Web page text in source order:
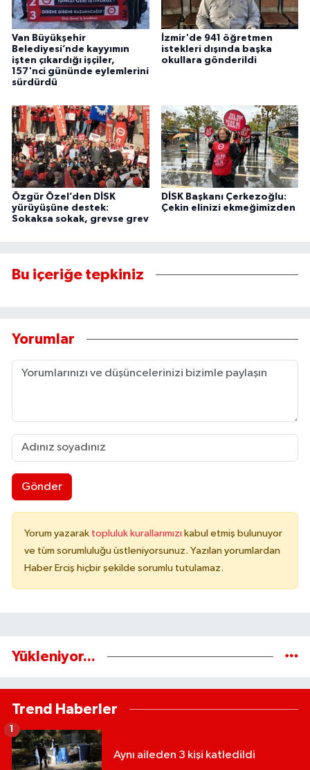
Van Büyükşehir
Belediyesi’nde kayyımın
işten çıkardığı işçiler,
157'nci gününde eylemlerini
sürdürdü
İzmir'de 941 öğretmen
istekleri dışında başka
okullara gönderildi
Özgür Özel’den DİSK
yürüyüşüne destek:
Sokaksa sokak, grevse grev
DİSK Başkanı Çerkezoğlu:
Çekin elinizi ekmeğimizden
Bu içeriğe tepkiniz
Yorumlar
Gönder
Yorum yazarak topluluk kurallarımızı kabul etmiş bulunuyor
ve tüm sorumluluğu üstleniyorsunuz. Yazılan yorumlardan
Haber Erciş hiçbir şekilde sorumlu tutulamaz.
Yükleniyor...
Trend Haberler
Aynı aileden 3 kişi katledildi